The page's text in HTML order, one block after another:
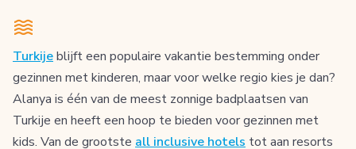
Turkijeblijft een populaire vakantie bestemming onder
gezinnen met kinderen, maar voor welke regio kies je dan?
Alanya is één van de meest zonnige badplaatsen van
Turkije en heeft een hoop te bieden voor gezinnen met
kids. Van de grootste all inclusive hotels tot aan resorts